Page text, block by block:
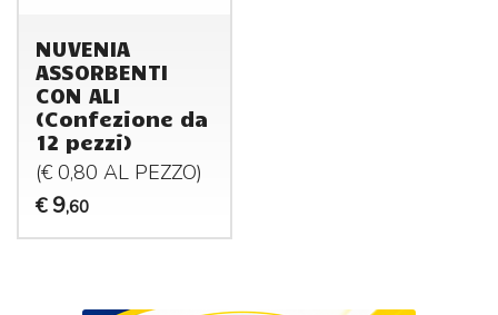
NUVENIA
ASSORBENTI
CON ALI
(Confezione da
12 pezzi)
(€ 0,80 AL PEZZO)
€ 9,60